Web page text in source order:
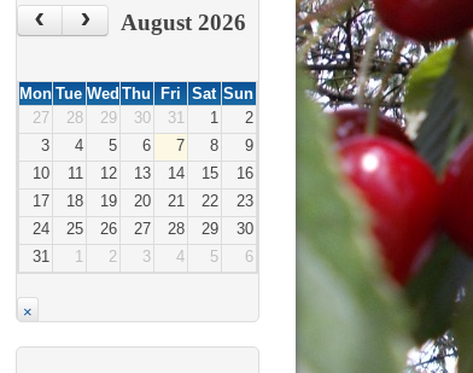
‹ › August 2026
Mon Tue Wed Thu Fri Sat Sun
27
28 29 30 31 1
2
3
4 5 6 7 8
9
10
11 12 13 14 15
16
17
18 19 20 21 22
23
24
25 26 27 28 29
30
31
1 2 3 4 5 6
×